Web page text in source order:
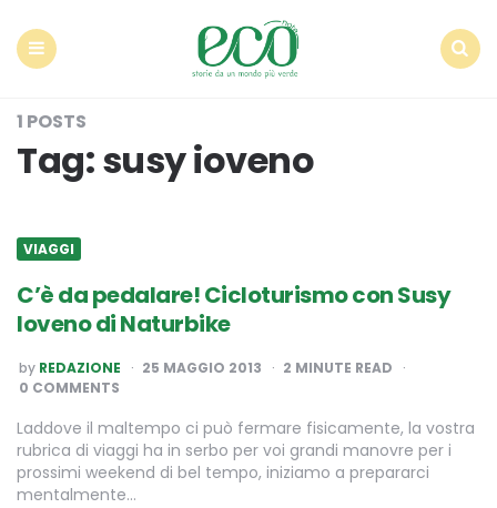
1 POSTS
Tag:susy ioveno
VIAGGI
C’è da pedalare! Cicloturismo con Susy
Ioveno di Naturbike
POSTED
BY
by REDAZIONE 25 MAGGIO 2013 2 MINUTE READ
0 COMMENTS
Laddove il maltempo ci può fermare fisicamente, la vostra
rubrica di viaggi ha in serbo per voi grandi manovre per i
prossimi weekend di bel tempo, iniziamo a prepararci
mentalmente…